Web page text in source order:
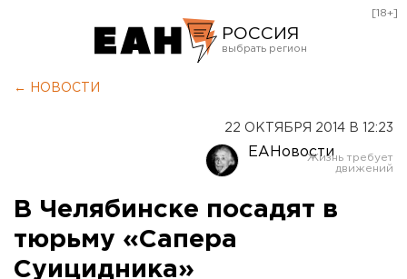
РОССИЯ
Оренбург
[18+]
← НОВОСТИ
22 ОКТЯБРЯ 2014 В 12:23
ЕАНовости
В Челябинске посадят в
тюрьму «Сапера
Суицидника»